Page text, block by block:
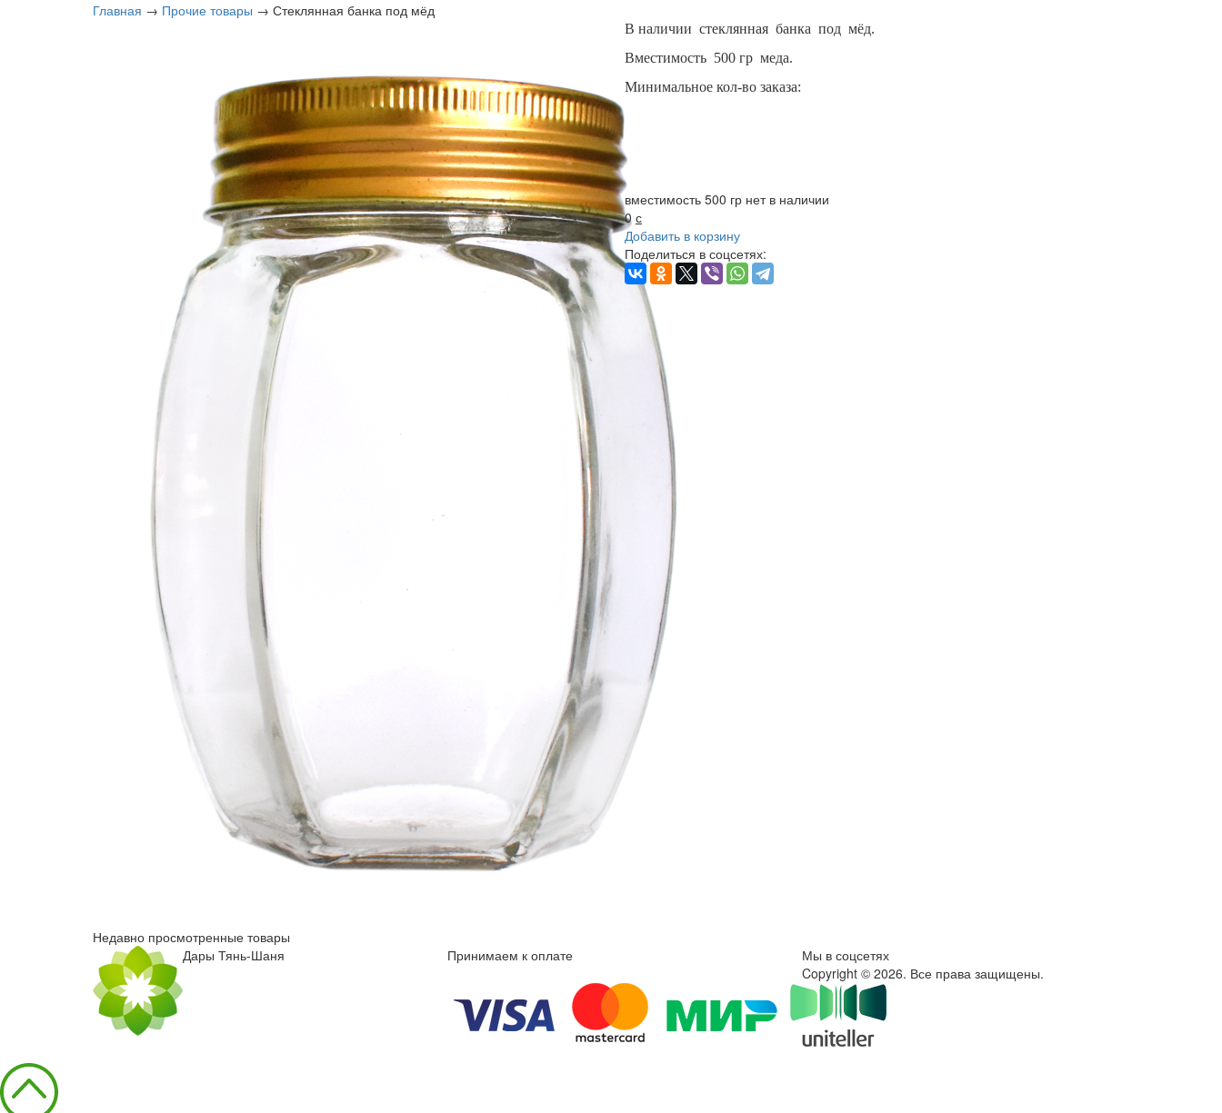
Главная → Прочие товары → Стеклянная банка под мёд
В наличии стеклянная банка под мёд.
Вместимость 500 гр меда.
Минимальное кол-во заказа:
вместимость 500 гр нет в наличии
0 с
Добавить в корзину
Поделиться в соцсетях:
Недавно просмотренные товары
Дары Тянь-Шаня
Принимаем к оплате
Мы в соцсетях
Copyright © 2026. Все права защищены.